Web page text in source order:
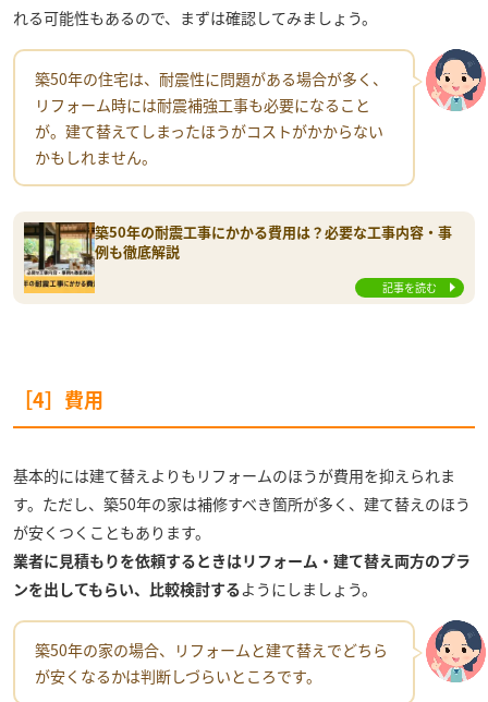
れる可能性もあるので、まずは確認してみましょう。
築50年の住宅は、耐震性に問題がある場合が多く、
リフォーム時には耐震補強工事も必要になること
が。建て替えてしまったほうがコストがかからない
かもしれません。
築50年の耐震工事にかかる費用は？必要な工事内容・事
例も徹底解説
記事を読む
［4］費用
基本的には建て替えよりもリフォームのほうが費用を抑えられま
す。ただし、築50年の家は補修すべき箇所が多く、建て替えのほう
が安くつくこともあります。
業者に見積もりを依頼するときはリフォーム・建て替え両方のプラ
ンを出してもらい、比較検討するようにしましょう。
築50年の家の場合、リフォームと建て替えでどちら
が安くなるかは判断しづらいところです。